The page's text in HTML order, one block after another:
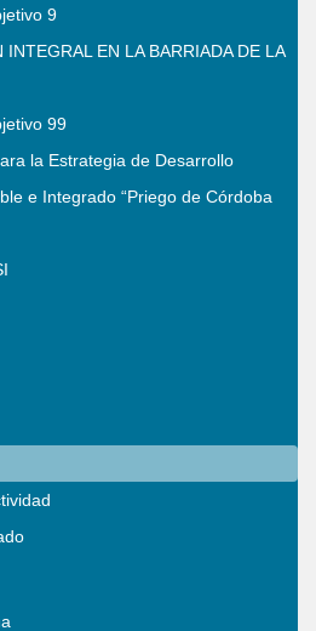
9
INTEGRAL EN LA BARRIADA DE LA
99
la Estrategia de Desarrollo
e Integrado “Priego de Córdoba